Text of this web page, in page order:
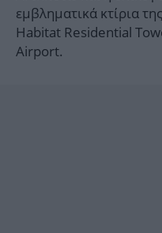
εμβληματικά κτίρια
Habitat Residential
Airport.